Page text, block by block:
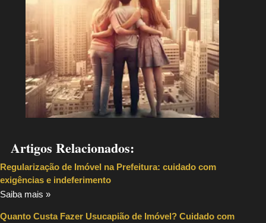
Artigos Relacionados:
Regularização de Imóvel na Prefeitura: cuidado com
exigências e indeferimento
Saiba mais »
Quanto Custa Fazer Usucapião de Imóvel? Cuidado com